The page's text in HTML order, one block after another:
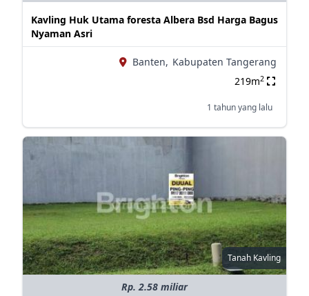
Kavling Huk Utama foresta Albera Bsd Harga Bagus
Nyaman Asri
Banten, Kabupaten Tangerang
219m2
1 tahun yang lalu
Tanah Kavling
Rp. 2.58 miliar